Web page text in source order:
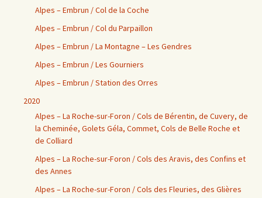
Alpes – Embrun / Col de la Coche
Alpes – Embrun / Col du Parpaillon
Alpes – Embrun / La Montagne – Les Gendres
Alpes – Embrun / Les Gourniers
Alpes – Embrun / Station des Orres
2020
Alpes – La Roche-sur-Foron / Cols de Bérentin, de Cuvery, de
la Cheminée, Golets Géla, Commet, Cols de Belle Roche et
de Colliard
Alpes – La Roche-sur-Foron / Cols des Aravis, des Confins et
des Annes
Alpes – La Roche-sur-Foron / Cols des Fleuries, des Glières